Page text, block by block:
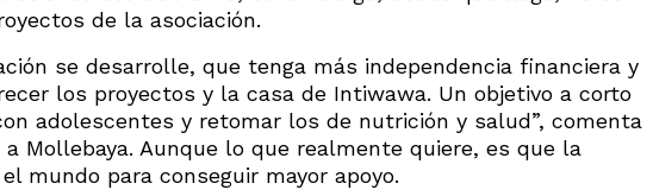
de la asociación.
se desarrolle, que tenga más independencia financiera y
los proyectos y la casa de Intiwawa. Un objetivo a corto
adolescentes y retomar los de nutrición y salud”, comenta
Mollebaya. Aunque lo que realmente quiere, es que la
mundo para conseguir mayor apoyo.